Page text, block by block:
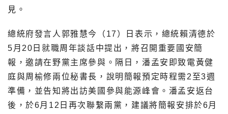
見。
總統府發言人郭雅慧今（17）日表示，總統賴清德於
5月20日就職周年談話中提出，將召開重要國安簡
報，邀請在野黨主席參與。隔日，潘孟安即致電黃健
庭與周榆修兩位秘書長，說明簡報預定時程需2至3週
準備，並告知將出訪美國參與能源峰會。潘孟安返台
後，於6月12日再次聯繫兩黨，建議將簡報安排於6月